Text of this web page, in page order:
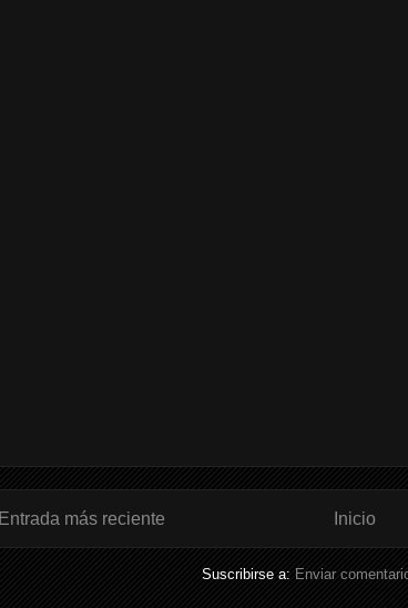
Entrada más reciente Inicio
Suscribirse a: Enviar